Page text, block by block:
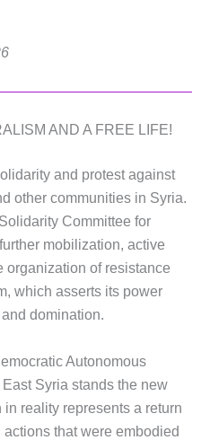
AND A FREE LIFE!
and protest against
other communities in Syria.
Committee for
mobilization, active
organization of resistance
which asserts its power
domination.
Autonomous
Syria stands the new
reality represents a return
that were embodied